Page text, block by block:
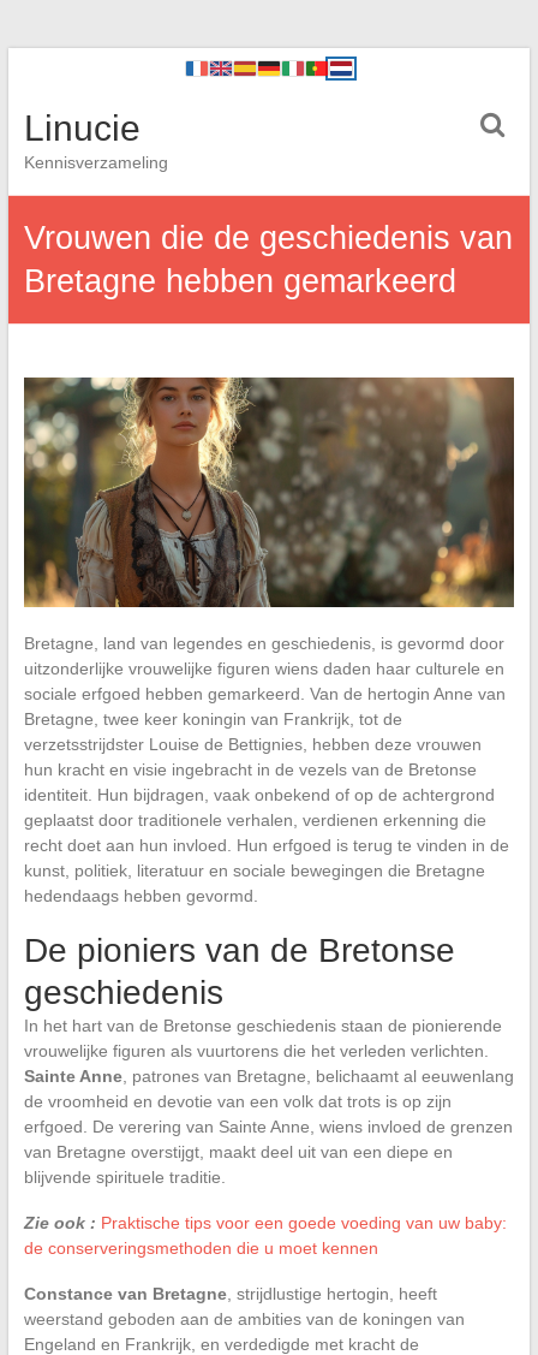
Linucie
Kennisverzameling
Vrouwen die de geschiedenis van
Bretagne hebben gemarkeerd
Bretagne, land van legendes en geschiedenis, is gevormd door
uitzonderlijke vrouwelijke figuren wiens daden haar culturele en
sociale erfgoed hebben gemarkeerd. Van de hertogin Anne van
Bretagne, twee keer koningin van Frankrijk, tot de
verzetsstrijdster Louise de Bettignies, hebben deze vrouwen
hun kracht en visie ingebracht in de vezels van de Bretonse
identiteit. Hun bijdragen, vaak onbekend of op de achtergrond
geplaatst door traditionele verhalen, verdienen erkenning die
recht doet aan hun invloed. Hun erfgoed is terug te vinden in de
kunst, politiek, literatuur en sociale bewegingen die Bretagne
hedendaags hebben gevormd.
De pioniers van de Bretonse
geschiedenis
In het hart van de Bretonse geschiedenis staan de pionierende
vrouwelijke figuren als vuurtorens die het verleden verlichten.
Sainte Anne, patrones van Bretagne, belichaamt al eeuwenlang
de vroomheid en devotie van een volk dat trots is op zijn
erfgoed. De verering van Sainte Anne, wiens invloed de grenzen
van Bretagne overstijgt, maakt deel uit van een diepe en
blijvende spirituele traditie.
Zie ook : Praktische tips voor een goede voeding van uw baby:
de conserveringsmethoden die u moet kennen
Constance van Bretagne, strijdlustige hertogin, heeft
weerstand geboden aan de ambities van de koningen van
Engeland en Frankrijk, en verdedigde met kracht de